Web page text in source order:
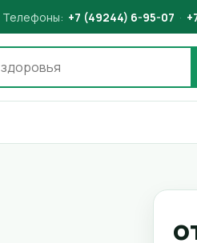
Телефоны: +7 (49244) 6-95-07 ·